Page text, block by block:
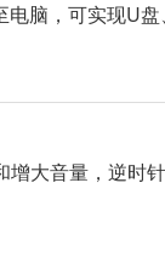
电脑，可实现U盘
增大音量，逆时